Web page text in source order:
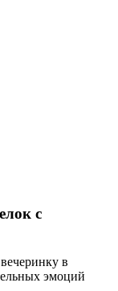
с
в
эмоций